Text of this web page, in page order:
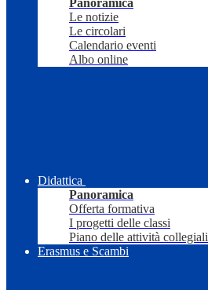
Panoramica
Le notizie
Le circolari
Calendario eventi
Albo online
Didattica
Panoramica
Offerta formativa
I progetti delle classi
Piano delle attività collegiali
Erasmus e Scambi